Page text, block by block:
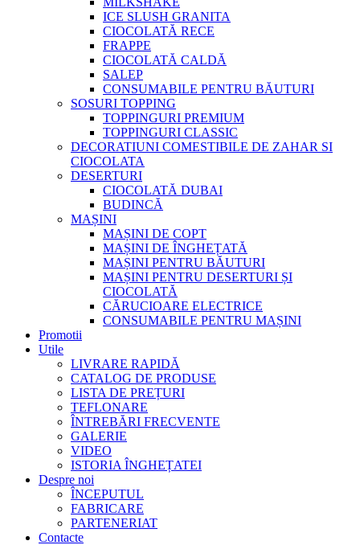
ICE SLUSH GRANITA
CIOCOLATĂ RECE
FRAPPE
CIOCOLATĂ CALDĂ
SALEP
CONSUMABILE PENTRU BĂUTURI
SOSURI TOPPING
TOPPINGURI PREMIUM
TOPPINGURI CLASSIC
DECORATIUNI COMESTIBILE DE ZAHAR SI
CIOCOLATA
DESERTURI
CIOCOLATĂ DUBAI
BUDINCĂ
MAȘINI
MAȘINI DE COPT
MAȘINI DE ÎNGHEȚATĂ
MAȘINI PENTRU BĂUTURI
MAȘINI PENTRU DESERTURI ȘI
CIOCOLATĂ
CĂRUCIOARE ELECTRICE
CONSUMABILE PENTRU MAȘINI
Promotii
Utile
LIVRARE RAPIDĂ
CATALOG DE PRODUSE
LISTA DE PREȚURI
TEFLONARE
ÎNTREBĂRI FRECVENTE
GALERIE
VIDEO
ISTORIA ÎNGHEȚATEI
Despre noi
ÎNCEPUTUL
FABRICARE
PARTENERIAT
Contacte